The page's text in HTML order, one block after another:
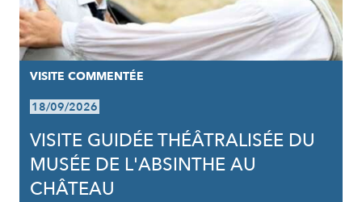
VISITE COMMENTÉE
18/09/2026
VISITE GUIDÉE THÉÂTRALISÉE DU
MUSÉE DE L'ABSINTHE AU
CHÂTEAU